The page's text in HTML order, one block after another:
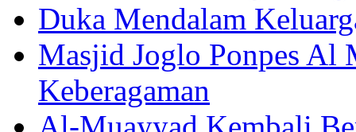
Duka Mendalam
Masjid Joglo Ponpes Al
Keberagaman